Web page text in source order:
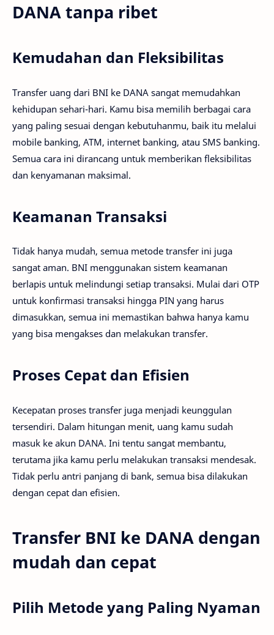
DANA tanpa ribet
Kemudahan dan Fleksibilitas
Transfer uang dari BNI ke DANA sangat memudahkan
kehidupan sehari-hari. Kamu bisa memilih berbagai cara
yang paling sesuai dengan kebutuhanmu, baik itu melalui
mobile banking, ATM, internet banking, atau SMS banking.
Semua cara ini dirancang untuk memberikan fleksibilitas
dan kenyamanan maksimal.
Keamanan Transaksi
Tidak hanya mudah, semua metode transfer ini juga
sangat aman. BNI menggunakan sistem keamanan
berlapis untuk melindungi setiap transaksi. Mulai dari OTP
untuk konfirmasi transaksi hingga PIN yang harus
dimasukkan, semua ini memastikan bahwa hanya kamu
yang bisa mengakses dan melakukan transfer.
Proses Cepat dan Efisien
Kecepatan proses transfer juga menjadi keunggulan
tersendiri. Dalam hitungan menit, uang kamu sudah
masuk ke akun DANA. Ini tentu sangat membantu,
terutama jika kamu perlu melakukan transaksi mendesak.
Tidak perlu antri panjang di bank, semua bisa dilakukan
dengan cepat dan efisien.
Transfer BNI ke DANA dengan
mudah dan cepat
Pilih Metode yang Paling Nyaman